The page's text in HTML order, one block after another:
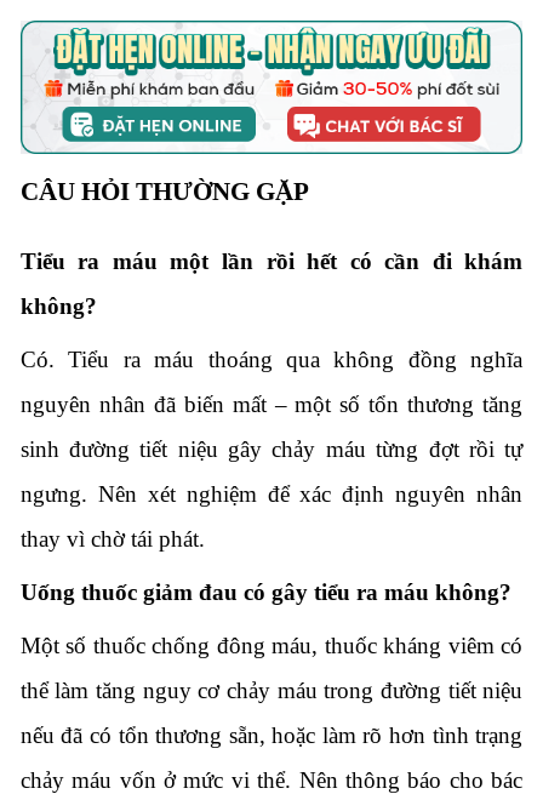
CÂU HỎI THƯỜNG GẶP
Tiểu ra máu một lần rồi hết có cần đi khám
không?
Có. Tiểu ra máu thoáng qua không đồng nghĩa
nguyên nhân đã biến mất – một số tổn thương tăng
sinh đường tiết niệu gây chảy máu từng đợt rồi tự
ngưng. Nên xét nghiệm để xác định nguyên nhân
thay vì chờ tái phát.
Uống thuốc giảm đau có gây tiểu ra máu không?
Một số thuốc chống đông máu, thuốc kháng viêm có
thể làm tăng nguy cơ chảy máu trong đường tiết niệu
nếu đã có tổn thương sẵn, hoặc làm rõ hơn tình trạng
chảy máu vốn ở mức vi thể. Nên thông báo cho bác